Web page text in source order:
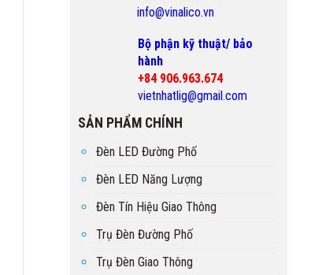
info@vinalico.vn
Bộ phận kỹ thuật/ bảo
hành
+84 906.963.674
vietnhatlig@gmail.com
SẢN PHẨM CHÍNH
Đèn LED Đường Phố
Đèn LED Năng Lượng
Đèn Tín Hiệu Giao Thông
Trụ Đèn Đường Phố
Trụ Đèn Giao Thông